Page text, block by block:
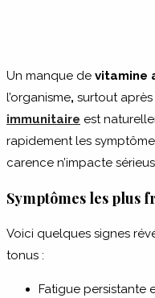
Un manque de vitamine
l’organisme, surtout
immunitaire est
rapidement les
carence n’impacte
Symptômes les plus
Voici quelques signes
tonus :
Fatigue persistante